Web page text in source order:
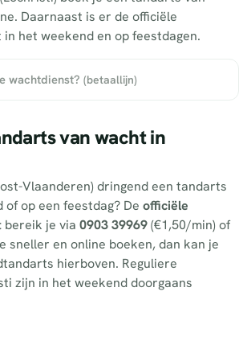
Daarnaast is er de officiële
het weekend en op feestdagen.
wachtdienst? (betaallijn)
van wacht in
Vlaanderen) dringend een tandarts
op een feestdag? De officiële
bereik je via 0903 39969(€1,50/min) of
sneller en online boeken, dan kan je
hierboven. Reguliere
zijn in het weekend doorgaans